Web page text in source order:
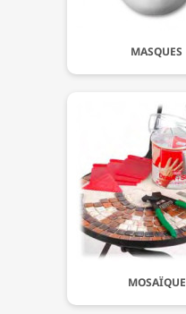
MASQUES
MOSAÏQUE